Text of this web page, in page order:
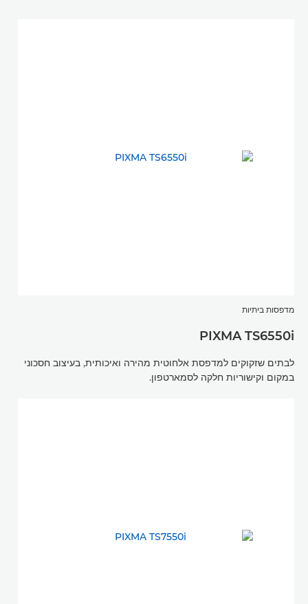
מדפסות ביתיות
PIXMA TS6550i
לבתים שזקוקים למדפסת אלחוטית מהירה ואיכותית, בעיצוב חסכוני
במקום וקישוריות חלקה לסמארטפון.